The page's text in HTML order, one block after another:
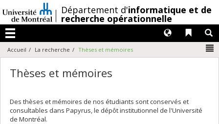
au
contenu
/Département d'informatique et de
recherche opérationnelle
Menu
Liens
Langues
Accueil La recherche Thèses et mémoires
Thèses et mémoires
Des thèses et mémoires de nos étudiants sont conservés et
consultables dans Papyrus, le dépôt institutionnel de l'Université
de Montréal.